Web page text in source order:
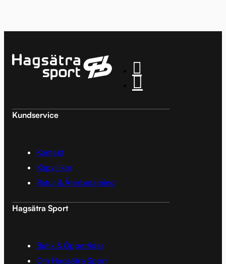
Kundservice
Kontakt
Köpvillkor
Retur & Återbetalning
Hagsätra Sport
Butik & Öppettider
Om Hagsätra Sport